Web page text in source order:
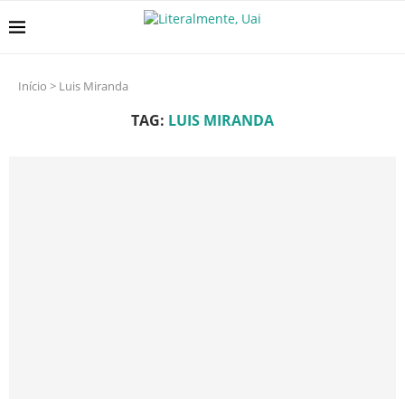
Início > Luis Miranda
TAG: LUIS MIRANDA